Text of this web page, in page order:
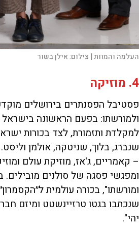
העלמה והמוות | צילום:אילן בשור
4. מוזיקה
פסטיבל הפסנתרים בירושלים
ולמורשתו: בפעם הראשונה בישראל
למקלדת ותזמורת, לצד בכורות
שנברג, בלוך, שניטקה, אולמן
– קאמריים, ג'אז, מוזיקת עולם
ומפגשי פסגה של סולנים מובילים.
ומורשתו", בכורה עולמית
שנכתבו בגטו טרזיינשטט ומיזם
יהי".